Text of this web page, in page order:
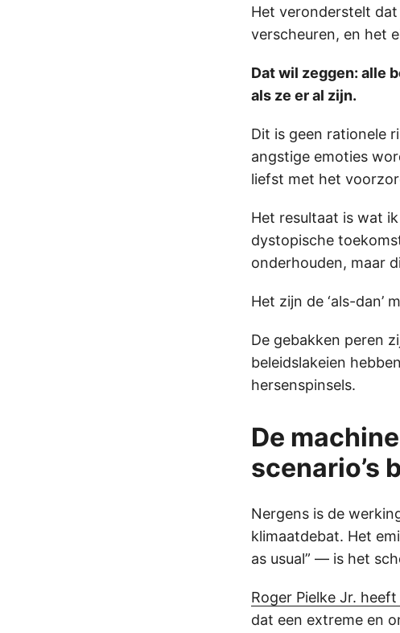
Het veronderstelt
verscheuren, en het
Dat wil zeggen: alle
als ze er al zijn.
Dit is geen rationele
angstige emoties
liefst met het
Het resultaat is wat ik
dystopische
onderhouden, maar
Het zijn de ‘als-dan’
De gebakken peren
beleidslakeien
hersenspinsels.
De
scenario’s
Nergens is de
klimaatdebat. Het
as usual” — is het
Roger Pielke Jr.
dat een extreme en